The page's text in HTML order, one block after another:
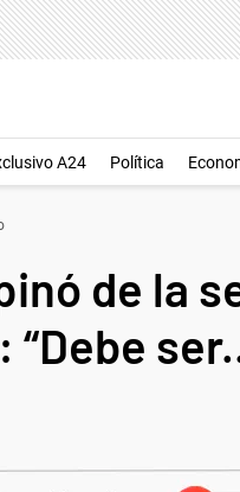
A24 Política
de la